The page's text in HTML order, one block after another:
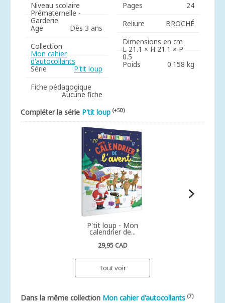
Niveau scolaire
Prématernelle -
Garderie
Age
Dès 3 ans
Collection
Mon cahier
d'autocollants
Série
P'tit loup
Fiche pédagogique
Aucune fiche
Pages
24
Reliure
BROCHÉ
Dimensions en cm
L 21.1 × H 21.1 × P
0.5
Poids 0.158 kg
Compléter la série P'tit loup (+50)
P'tit loup - Mon
calendrier de...
29,95 CAD
Tout voir
Dans la même collection Mon cahier d'autocollants (7)